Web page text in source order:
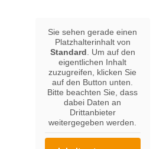
Sie sehen gerade einen
Platzhalterinhalt von
Standard . Um auf den
eigentlichen Inhalt
zuzugreifen, klicken Sie
auf den Button unten.
Bitte beachten Sie, dass
dabei Daten an
Drittanbieter
weitergegeben werden.